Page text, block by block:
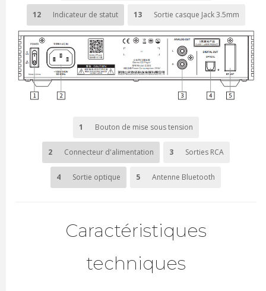
12 Indicateur de statut 13 Sortie casque Jack 3.5mm
1 Bouton de mise sous tension
2 Connecteur d'alimentation 3 Sorties RCA
4 Sortie optique 5 Antenne Bluetooth
Caractéristiques
techniques